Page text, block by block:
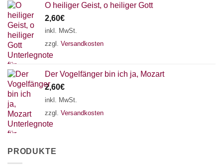
O heiliger Geist, o heiliger Gott
2,60€
inkl. MwSt.
zzgl. Versandkosten
Der Vogelfänger bin ich ja, Mozart
2,60€
inkl. MwSt.
zzgl. Versandkosten
PRODUKTE